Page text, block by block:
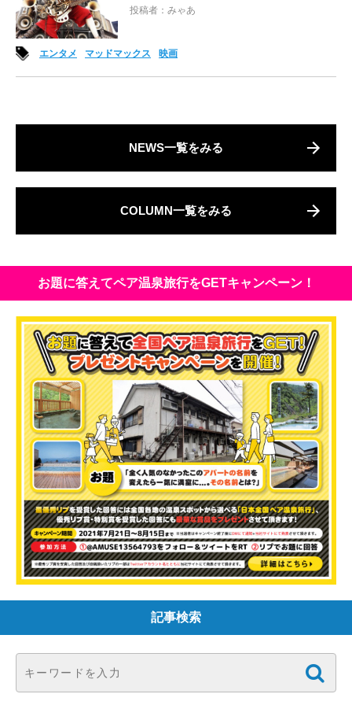
投稿者：みゃあ
エンタメ マッドマックス 映画
NEWS一覧をみる
COLUMN一覧をみる
お題に答えてペア温泉旅行をGETキャンペーン！
記事検索